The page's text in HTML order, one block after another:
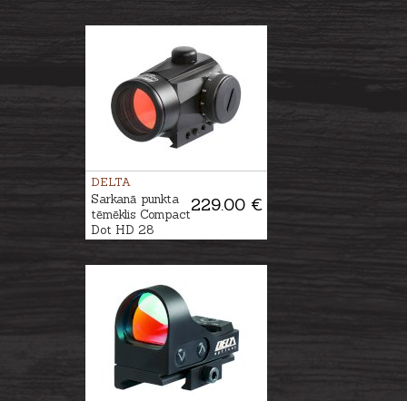
DELTA
229.00 €
Sarkanā punkta
tēmēklis Compact
Dot HD 28